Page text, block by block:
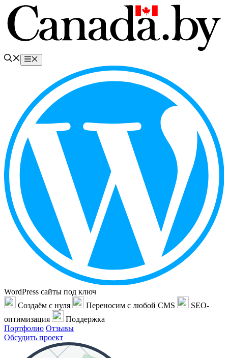
Перейти
содержимому
Меню
WordPress сайты под ключ
Создаём с нуля
Переносим с любой CMS
SEO-
оптимизация
Поддержка
Портфолио Отзывы
Обсудить проект